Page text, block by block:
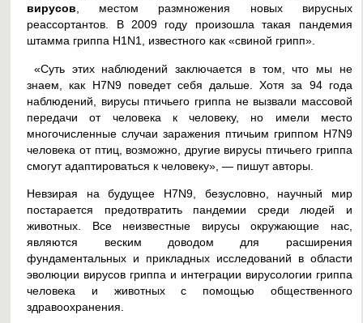
вирусов, местом размножения новых вирусных
реассортантов. В 2009 году произошла такая пандемия
штамма гриппа H1N1, известного как «свиной грипп».
«Суть этих наблюдений заключается в том, что мы не
знаем, как H7N9 поведет себя дальше. Хотя за 94 года
наблюдений, вирусы птичьего гриппа не вызвали массовой
передачи от человека к человеку, но имели место
многочисленные случаи заражения птичьим гриппом H7N9
человека от птиц, возможно, другие вирусы птичьего гриппа
смогут адаптироваться к человеку», — пишут авторы.
Невзирая на будущее H7N9, безусловно, научный мир
постарается предотвратить пандемии среди людей и
животных. Все неизвестные вирусы окружающие нас,
являются веским доводом для расширения
фундаментальных и прикладных исследований в области
эволюции вирусов гриппа и интеграции вирусологии гриппа
человека и животных с помощью общественного
здравоохранения.